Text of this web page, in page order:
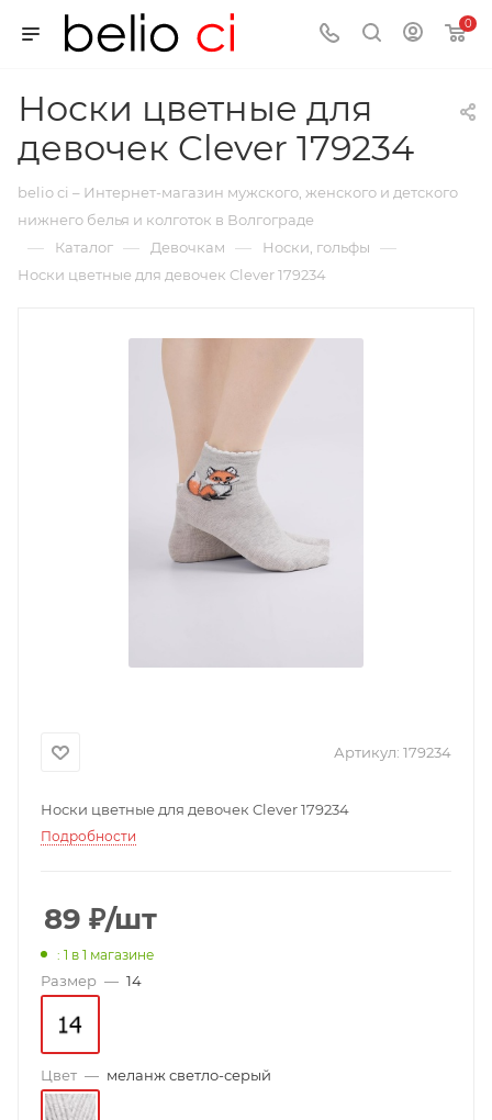
0
Носки цветные для
девочек Clever 179234
belio ci – Интернет-магазин мужского, женского и детского
нижнего белья и колготок в Волгограде
— Каталог — Девочкам — Носки, гольфы —
Носки цветные для девочек Clever 179234
Артикул: 179234
Носки цветные для девочек Clever 179234
Подробности
89 ₽/шт
: 1 в 1 магазине
Размер — 14
Цвет — меланж светло-серый